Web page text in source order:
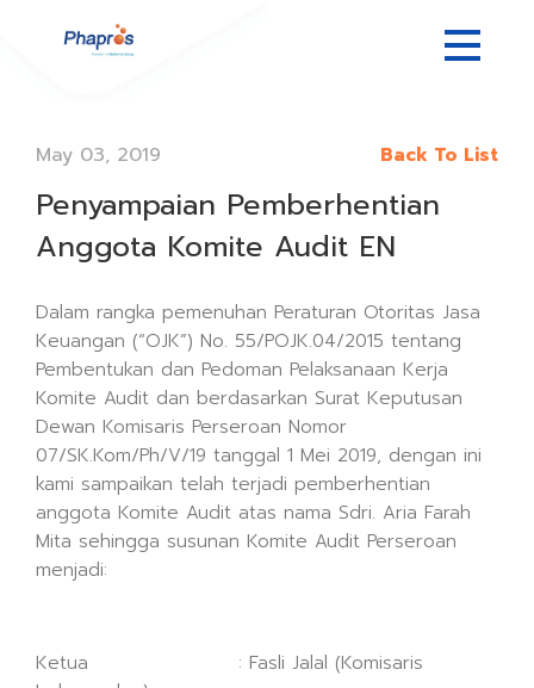
May 03, 2019 Back To List
Penyampaian Pemberhentian
Anggota Komite Audit EN
Dalam rangka pemenuhan Peraturan Otoritas Jasa
Keuangan (“OJK”) No. 55/POJK.04/2015 tentang
Pembentukan dan Pedoman Pelaksanaan Kerja
Komite Audit dan berdasarkan Surat Keputusan
Dewan Komisaris Perseroan Nomor
07/SK.Kom/Ph/V/19 tanggal 1 Mei 2019, dengan ini
kami sampaikan telah terjadi pemberhentian
anggota Komite Audit atas nama Sdri. Aria Farah
Mita sehingga susunan Komite Audit Perseroan
menjadi:
Ketua : Fasli Jalal (Komisaris